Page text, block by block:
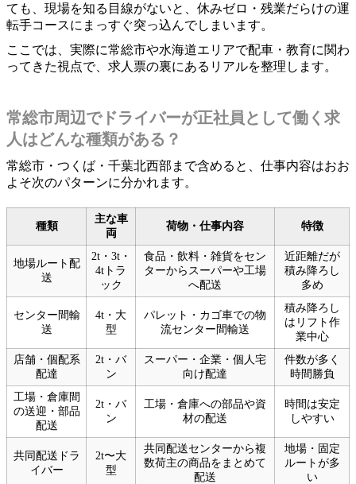
ても、現場を知る目線がないと、休みゼロ・残業だらけの運
転手コースにまっすぐ突っ込んでしまいます。
ここでは、実際に常総市や水海道エリアで配車・教育に関わ
ってきた視点で、求人票の裏にあるリアルを整理します。
常総市周辺でドライバーが正社員として働く求
人はどんな種類がある？
常総市・つくば・千葉北西部まで含めると、仕事内容はおお
よそ次のパターンに分かれます。
種類
主な車
両
荷物・仕事内容 特徴
地場ルート配
送
2t・3t・
4tトラ
ック
食品・飲料・雑貨をセン
ターからスーパーや工場
へ配送
近距離だが
積み降ろし
多め
センター間輸
送
4t・大
型
パレット・カゴ車での物
流センター間輸送
積み降ろし
はリフト作
業中心
店舗・個配系
配達
2t・バ
ン
スーパー・企業・個人宅
向け配達
件数が多く
時間勝負
工場・倉庫間
の送迎・部品
配送
2t・バ
ン
工場・倉庫への部品や資
材の配送
時間は安定
しやすい
共同配送ドラ
イバー
2t〜大
型
共同配送センターから複
数荷主の商品をまとめて
配送
地場・固定
ルートが多
い